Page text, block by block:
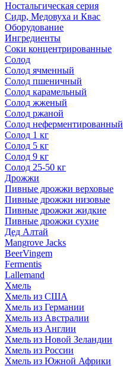
Ностальгическая серия
Сидр, Медовуха и Квас
Оборудование
Ингредиенты
Соки концентрированные
Солод
Солод ячменный
Солод пшеничный
Солод карамельный
Солод жженый
Солод ржаной
Солод неферментированный
Солод 1 кг
Солод 5 кг
Солод 9 кг
Солод 25-50 кг
Дрожжи
Пивные дрожжи верховые
Пивные дрожжи низовые
Пивные дрожжи жидкие
Пивные дрожжи сухие
Дед Алтай
Mangrove Jacks
BeerVingem
Fermentis
Lallemand
Хмель
Хмель из США
Хмель из Германии
Хмель из Австралии
Хмель из Англии
Хмель из Новой Зеландии
Хмель из России
Хмель из Южной Африки